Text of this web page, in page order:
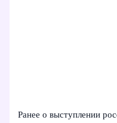
Ранее о выступлении